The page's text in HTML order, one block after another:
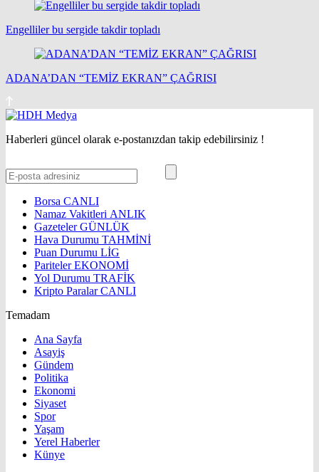
Engelliler bu sergide takdir topladı
ADANA’DAN “TEMİZ EKRAN” ÇAĞRISI
Haberleri güncel olarak e-postanızdan takip edebilirsiniz !
Borsa CANLI
Namaz Vakitleri ANLIK
GazetelerGÜNLÜK
Hava Durumu TAHMİNİ
Puan Durumu LİG
ParitelerEKONOMİ
Yol Durumu TRAFİK
Kripto ParalarCANLI
Temadam
Ana Sayfa
Asayiş
Gündem
Politika
Ekonomi
Siyaset
Spor
Yaşam
Yerel Haberler
Künye